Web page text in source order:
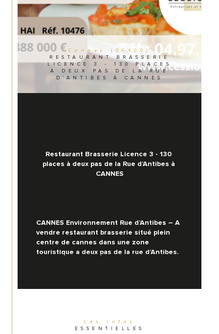
Cannes (06400)
RESTAURANT BRASSERIE
LICENCE 3 - 130 PLACES
À DEUX PAS DE LA RUE
D’ANTIBES À CANNES
Les infos
ESSENTIELLES
Restaurant Brasserie Licence 3 - 130
places à deux pas de la Rue d’Antibes à
CANNES
CANNES Environnement Rue d’Antibes – A
vendre restaurant brasserie situé plein
centre de cannes dans une zone
touristique a deux pas de la rue d’Antibes.
130 places dont 70 à l’intérieur, 50 places